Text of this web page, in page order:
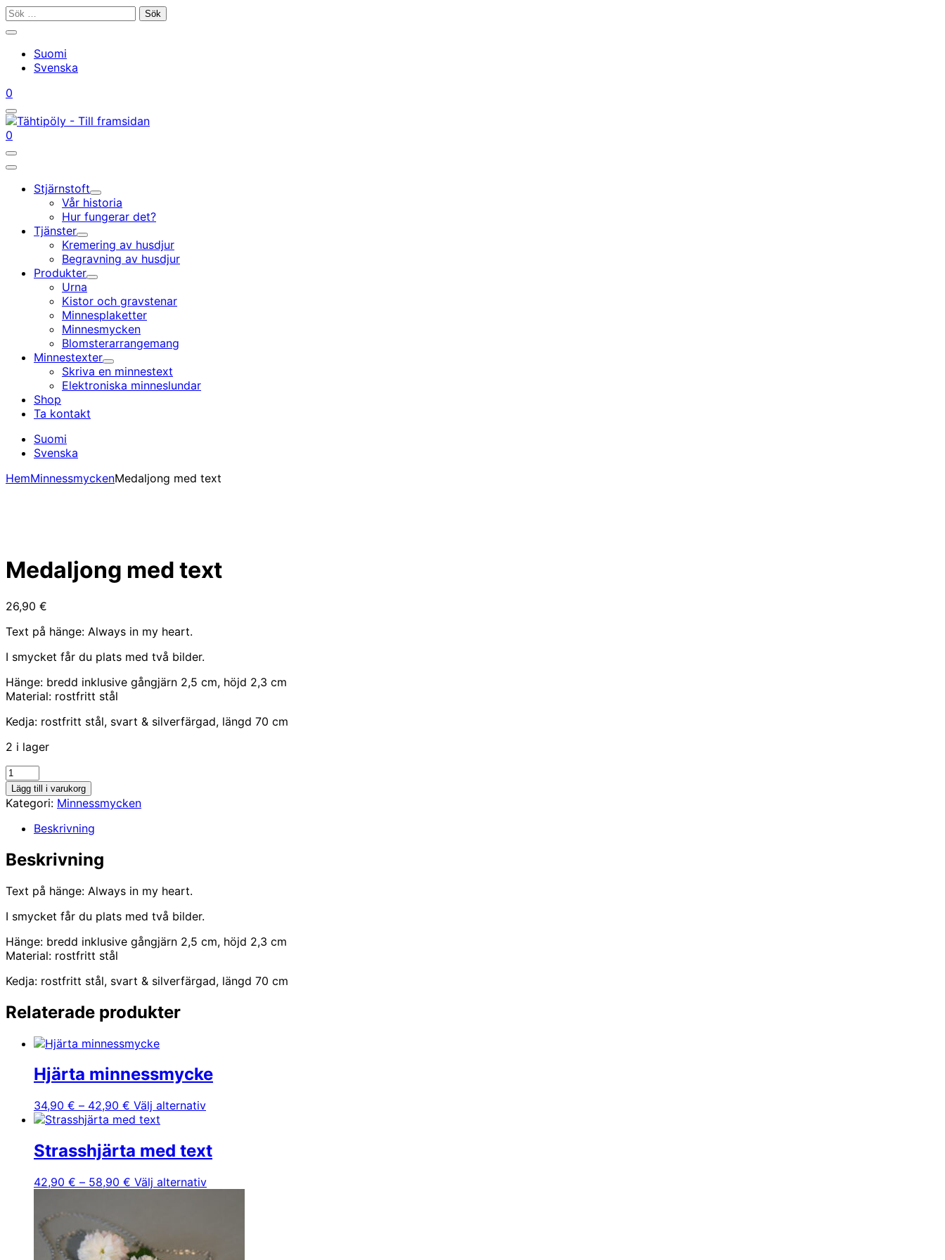
Gå
Sök
Stäng
sökfältetSuomi
Svenska
Mitt
konto
Din
vagn
0
Öppna/stäng
sökfältet
Mitt
konto
Din
vagn
0
Öppna/stäng
sökfältet
Huvudmeny
Stjärnstoft
Undermeny
Vår historia
Hur fungerar det?
Tjänster
Undermeny
Kremering av husdjur
Begravning av husdjur
Produkter
Undermeny
Urna
Kistor och gravstenar
Minnesplaketter
Minnesmycken
Blomsterarrangemang
Minnestexter
Undermeny
Skriva en minnestext
Elektroniska minnes­lundar
Shop
Ta kontakt
Suomi
Svenska
HemMinnessmyckenMedaljong med text
Medaljong med text
26,90 €
Text på hänge: Always in my heart.
I smycket får du plats med två bilder.
Hänge: bredd inklusive gångjärn 2,5 cm, höjd 2,3 cm
Material: rostfritt stål
Kedja: rostfritt stål, svart & silverfärgad, längd 70 cm
2 i lager
Medaljong
med
text
mängd
Lägg till i varukorg
Kategori: Minnessmycken
Beskrivning
Beskrivning
Text på hänge: Always in my heart.
I smycket får du plats med två bilder.
Hänge: bredd inklusive gångjärn 2,5 cm, höjd 2,3 cm
Material: rostfritt stål
Kedja: rostfritt stål, svart & silverfärgad, längd 70 cm
Relaterade produkter
Hjärta minnessmycke
34,90 € – 42,90 € Prisintervall:
34,90 €
42,90 €
Välj alternativDen
har
flera
De
Strasshjärta med text
42,90 € – 58,90 € Prisintervall:
Välj alternativDen
varianter.